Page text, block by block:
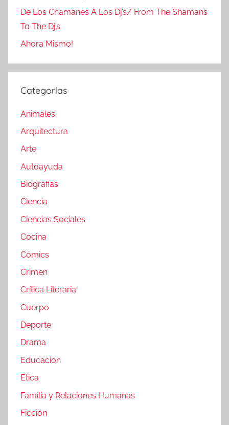
De Los Chamanes A Los Dj’s/ From The Shamans
To The Dj’s
Ahora Mismo!
Categorías
Animales
Arquitectura
Arte
Autoayuda
Biografias
Ciencia
Ciencias Sociales
Cocina
Cómics
Crimen
Crítica Literaria
Cuerpo
Deporte
Drama
Educacion
Etica
Familia y Relaciones Humanas
Ficción